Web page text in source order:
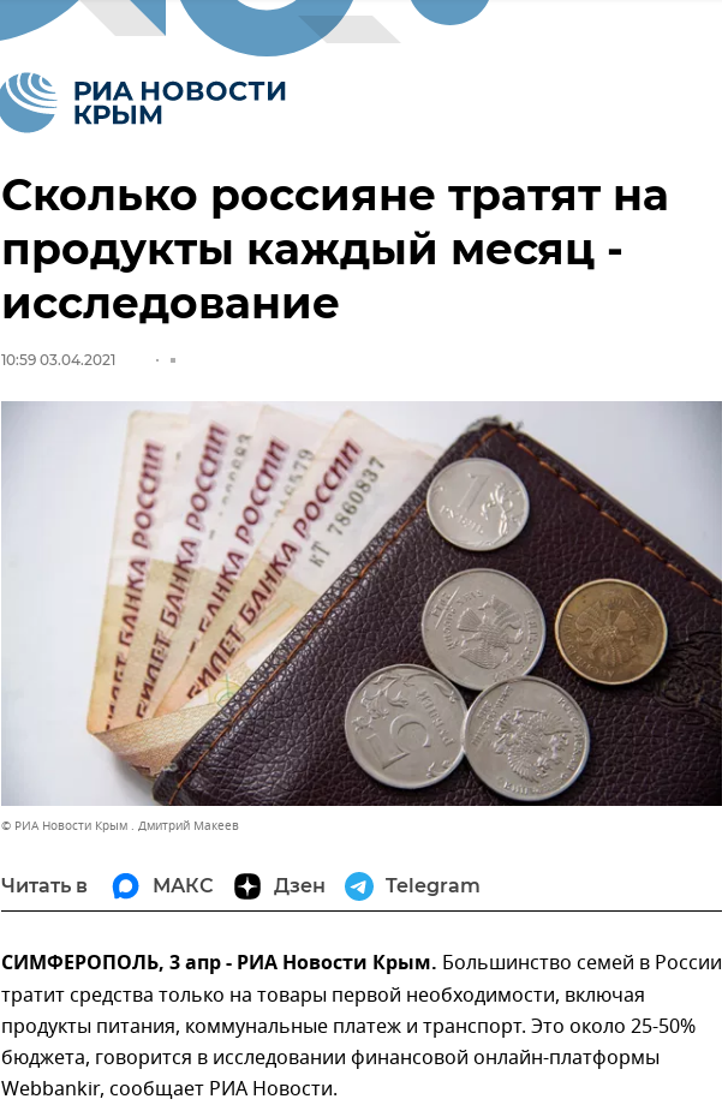
Сколько россияне тратят на
продукты каждый месяц -
исследование
10:59 03.04.2021
© РИА Новости Крым . Дмитрий Макеев
Читать в МАКС Дзен Telegram
СИМФЕРОПОЛЬ, 3 апр - РИА Новости Крым. Большинство семей в России
тратит средства только на товары первой необходимости, включая
продукты питания, коммунальные платеж и транспорт. Это около 25-50%
бюджета, говорится в исследовании финансовой онлайн-платформы
Webbankir, сообщает РИА Новости.